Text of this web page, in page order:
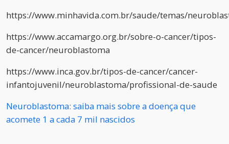
https://www.minhavida.com.br/saude/temas/
https://www.accamargo.org.br/sobre-o-cancer/tipos-
de-cancer/neuroblastoma
https://www.inca.gov.br/tipos-de-cancer/cancer-
infantojuvenil/neuroblastoma/profissional-de-saude
Neuroblastoma: saiba mais sobre a doença que
acomete 1 a cada 7 mil nascidos